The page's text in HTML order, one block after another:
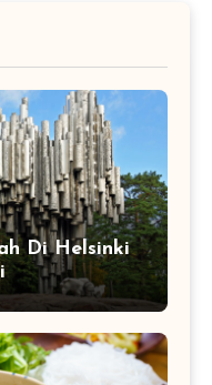
Di Helsinki